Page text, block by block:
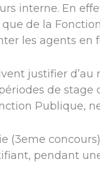
interne. En
de la
les agents
justifier d’au
de
Publique,
(3eme concours)
pendant